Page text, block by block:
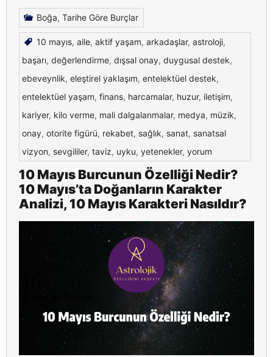
Boğa, Tarihe Göre Burçlar
10 mayıs, aile, aktif yaşam, arkadaşlar, astroloji,
başarı, değerlendirme, dışsal onay, duygusal destek,
ebeveynlik, eleştirel yaklaşım, entelektüel destek,
entelektüel yaşam, finans, harcamalar, huzur, iletişim,
kariyer, kilo verme, mali dalgalanmalar, medya, müzik,
onay, otorite figürü, rekabet, sağlık, sanat, sanatsal
vizyon, sevgililer, taviz, uyku, yetenekler, yorum
10 Mayıs Burcunun Özelliği Nedir?
10 Mayıs’ta Doğanların Karakter
Analizi, 10 Mayıs Karakteri Nasıldır?